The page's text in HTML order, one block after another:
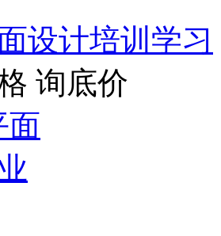
设计培训学习
询底价